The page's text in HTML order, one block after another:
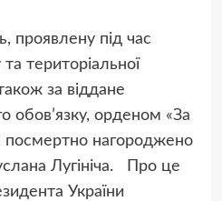
проявлену під час
територіальної
за віддане
обов’язку, орденом «За
посмертно нагороджено
Лугініча. Про це
України